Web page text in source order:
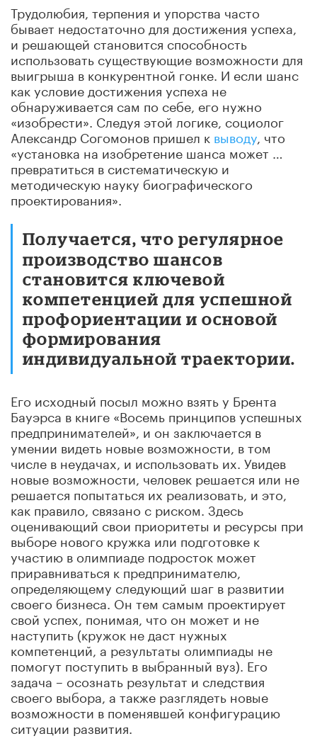
Трудолюбия, терпения и упорства часто
бывает недостаточно для достижения успеха,
и решающей становится способность
использовать существующие возможности для
выигрыша в конкурентной гонке. И если шанс
как условие достижения успеха не
обнаруживается сам по себе, его нужно
«изобрести». Следуя этой логике, социолог
Александр Согомонов пришел к выводу , что
«установка на изобретение шанса может …
превратиться в систематическую и
методическую науку биографического
проектирования».
Получается, что регулярное
производство шансов
становится ключевой
компетенцией для успешной
профориентации и основой
формирования
индивидуальной траектории.
Его исходный посыл можно взять у Брента
Бауэрса в книге «Восемь принципов успешных
предпринимателей», и он заключается в
умении видеть новые возможности, в том
числе в неудачах, и использовать их. Увидев
новые возможности, человек решается или не
решается попытаться их реализовать, и это,
как правило, связано с риском. Здесь
оценивающий свои приоритеты и ресурсы при
выборе нового кружка или подготовке к
участию в олимпиаде подросток может
приравниваться к предпринимателю,
определяющему следующий шаг в развитии
своего бизнеса. Он тем самым проектирует
свой успех, понимая, что он может и не
наступить (кружок не даст нужных
компетенций, а результаты олимпиады не
помогут поступить в выбранный вуз). Его
задача – осознать результат и следствия
своего выбора, а также разглядеть новые
возможности в поменявшей конфигурацию
ситуации развития.